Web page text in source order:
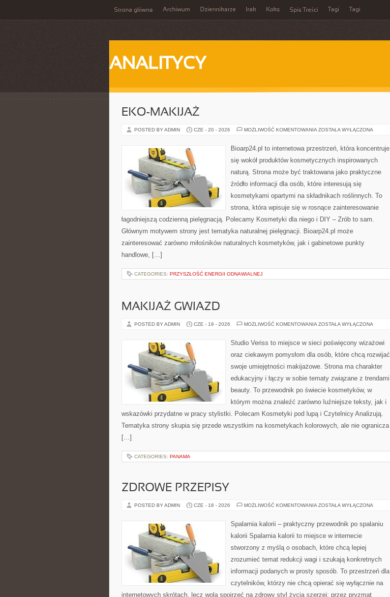
Strona główna Archiwum Dziennikarze Irak Koks Spis Treści Tagi Tagi
ANALITYCY
EKO-MAKIJAŻ
POSTED BY ADMIN CZE - 20 - 2026 MOŻLIWOŚĆ KOMENTOWANIA EKO-
ZOSTAŁA WYŁĄCZONA
Bioarp24.pl to internetowa przestrzeń, która koncentruje
się wokół produktów kosmetycznych inspirowanych
naturą. Strona może być traktowana jako praktyczne
źródło informacji dla osób, które interesują się
kosmetykami opartymi na składnikach roślinnych. To
strona, która wpisuje się w rosnące zainteresowanie
łagodniejszą codzienną pielęgnacją. Polecamy Kosmetyki dla niego i DIY – Zrób to sam.
Głównym motywem strony jest tematyka naturalnej pielęgnacji. Bioarp24.pl może
zainteresować zarówno miłośników naturalnych kosmetyków, jak i gabinetowe punkty
handlowe, […]
CATEGORIES: PRZYSZŁOŚĆ ENERGII ODNAWIALNEJ
MAKIJAŻ GWIAZD
POSTED BY ADMIN CZE - 19 - 2026 MOŻLIWOŚĆ KOMENTOWANIA MAKIJAŻ
ZOSTAŁA WYŁĄCZONA
Studio Veriss to miejsce w sieci poświęcony wizażowi
oraz ciekawym pomysłom dla osób, które chcą rozwijać
swoje umiejętności makijażowe. Strona ma charakter
edukacyjny i łączy w sobie tematy związane z trendami
beauty. To przewodnik po świecie kosmetyków, w
którym można znaleźć zarówno luźniejsze teksty, jak i
wskazówki przydatne w pracy stylistki. Polecam Kosmetyki pod lupą i Czytelnicy Analizują.
Tematyka strony skupia się przede wszystkim na kosmetykach kolorowych, ale nie ogranicza
[…]
CATEGORIES: PANAMA
ZDROWE PRZEPISY
POSTED BY ADMIN CZE - 18 - 2026 MOŻLIWOŚĆ KOMENTOWANIA ZDROWE
ZOSTAŁA WYŁĄCZONA
Spalarnia kalorii – praktyczny przewodnik po spalaniu
kalorii Spalarnia kalorii to miejsce w internecie
stworzony z myślą o osobach, które chcą lepiej
zrozumieć temat redukcji wagi i szukają konkretnych
informacji podanych w prosty sposób. To przestrzeń dla
czytelników, którzy nie chcą opierać się wyłącznie na
internetowych skrótach, lecz wolą spojrzeć na zdrowy styl życia szerzej: przez pryzmat